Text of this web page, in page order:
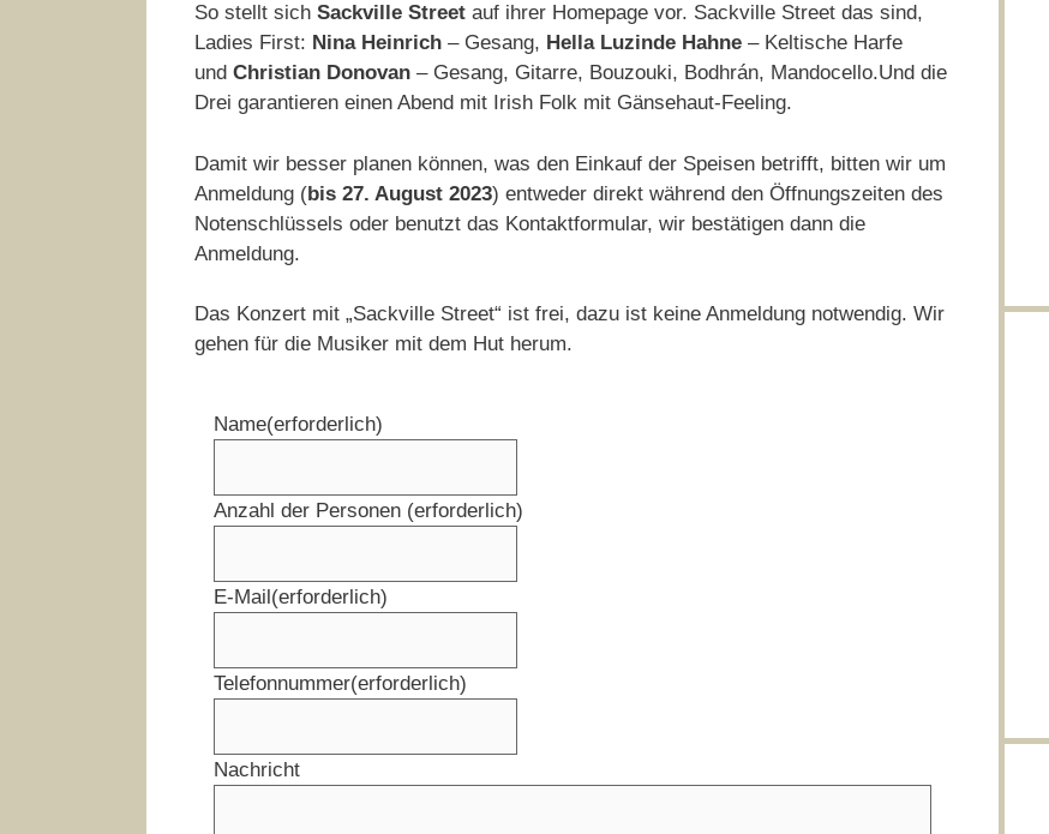
So stellt sich Sackville Street auf ihrer Homepage vor. Sackville Street das sind,
Ladies First: Nina Heinrich – Gesang, Hella Luzinde Hahne – Keltische Harfe
und Christian Donovan – Gesang, Gitarre, Bouzouki, Bodhrán, Mandocello.Und die
Drei garantieren einen Abend mit Irish Folk mit Gänsehaut-Feeling.
Damit wir besser planen können, was den Einkauf der Speisen betrifft, bitten wir um
Anmeldung (bis 27. August 2023) entweder direkt während den Öffnungszeiten des
Notenschlüssels oder benutzt das Kontaktformular, wir bestätigen dann die
Anmeldung.
Das Konzert mit „Sackville Street“ ist frei, dazu ist keine Anmeldung notwendig. Wir
gehen für die Musiker mit dem Hut herum.
Name(erforderlich)
Anzahl der Personen (erforderlich)
E-Mail(erforderlich)
Telefonnummer(erforderlich)
Nachricht